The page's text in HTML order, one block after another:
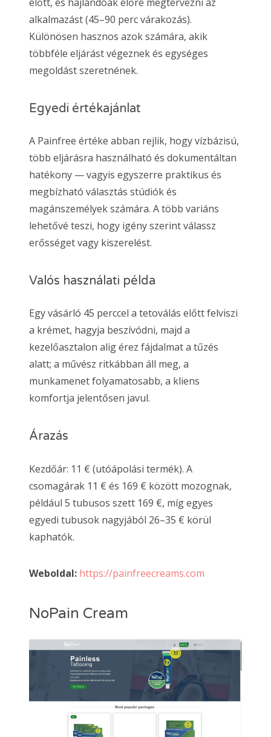
alkalmazást (45–90 perc várakozás).
Különösen hasznos azok számára, akik
többféle eljárást végeznek és egységes
megoldást szeretnének.
Egyedi értékajánlat
A Painfree értéke abban rejlik, hogy vízbázisú,
több eljárásra használható és dokumentáltan
hatékony — vagyis egyszerre praktikus és
megbízható választás stúdiók és
magánszemélyek számára. A több variáns
lehetővé teszi, hogy igény szerint válassz
erősséget vagy kiszerelést.
Valós használati példa
Egy vásárló 45 perccel a tetoválás előtt felviszi
a krémet, hagyja beszívódni, majd a
kezelőasztalon alig érez fájdalmat a tűzés
alatt; a művész ritkábban áll meg, a
munkamenet folyamatosabb, a kliens
komfortja jelentősen javul.
Árazás
Kezdőár: 11 € (utóápolási termék). A
csomagárak 11 € és 169 € között mozognak,
például 5 tubusos szett 169 €, míg egyes
egyedi tubusok nagyjából 26–35 € körül
kaphatók.
Weboldal: https://painfreecreams.com
NoPain Cream